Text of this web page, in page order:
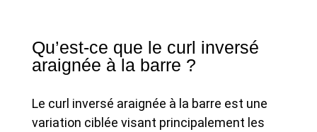
Qu’est-ce que le curl inversé
araignée à la barre ?
Le curl inversé araignée à la barre est une
variation ciblée visant principalement les